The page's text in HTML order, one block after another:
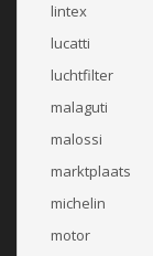
lintex
lucatti
luchtfilter
malaguti
malossi
marktplaats
michelin
motor